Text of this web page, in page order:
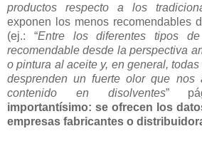
productos respecto a los
exponen los menos recomendables
(ej.: “Entre los diferentes tipos
recomendable desde la perspectiva
o pintura al aceite y, en general,
desprenden un fuerte olor que nos
contenido en disolventes”
importantísimo: se ofrecen los
empresas fabricantes o